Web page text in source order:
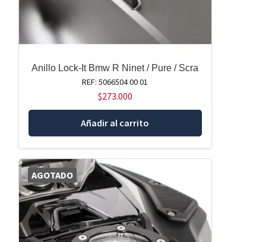
Anillo Lock-It Bmw R Ninet / Pure / Scra
REF: 5066504 00 01
$273.000
Añadir al carrito
AGOTADO